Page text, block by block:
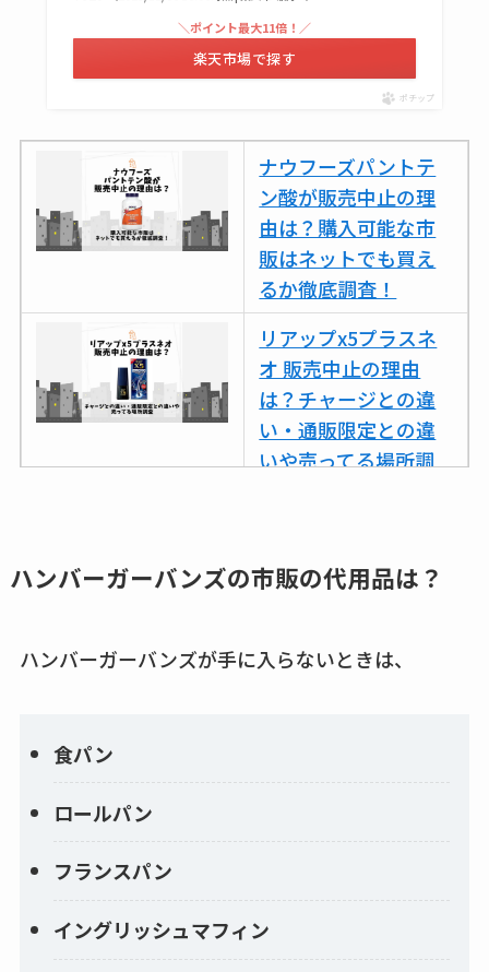
＼ポイント最大11倍！／
楽天市場で探す
ポチップ
ナウフーズパントテ
ン酸が販売中止の理
由は？購入可能な市
販はネットでも買え
るか徹底調査！
リアップx5プラスネ
オ 販売中止の理由
は？チャージとの違
い・通販限定との違
いや売ってる場所調
め替えはどこで売っ
通販調査
半額になるのはい
ハンバーガーバンズの市販の代用品は？
ハンバーガーバンズが手に入らないときは、
食パン
ロールパン
フランスパン
イングリッシュマフィン